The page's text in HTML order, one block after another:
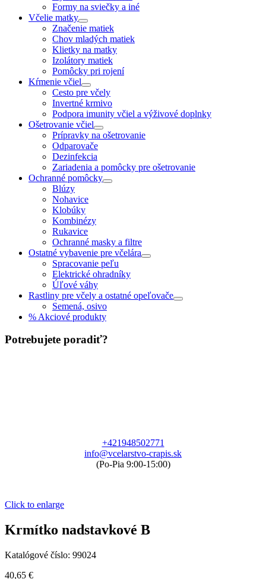
Formy na sviečky a iné
Včelie matky
Značenie matiek
Chov mladých matiek
Klietky na matky
Izolátory matiek
Pomôcky pri rojení
Kŕmenie včiel
Cesto pre včely
Invertné krmivo
Podpora imunity včiel a výživové doplnky
Ošetrovanie včiel
Prípravky na ošetrovanie
Odparovače
Dezinfekcia
Zariadenia a pomôcky pre ošetrovanie
Ochranné pomôcky
Blúzy
Nohavice
Klobúky
Kombinézy
Rukavice
Ochranné masky a filtre
Ostatné vybavenie pre včelára
Spracovanie peľu
Elektrické ohradníky
Úľové váhy
Rastliny pre včely a ostatné opeľovače
Semená, osivo
% Akciové produkty
Potrebujete poradiť?
+421948502771
info@vcelarstvo-crapis.sk
(Po-Pia 9:00-15:00)
Click to enlarge
Krmítko nadstavkové B
Katalógové číslo: 99024
40,65 €